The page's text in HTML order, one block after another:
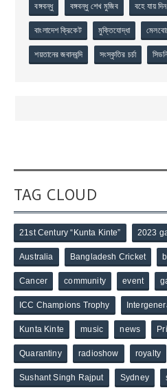
বঙ্গবন্ধু বঙ্গবন্ধু শেখ মুজিব বহে যায় দিন
বাংলাদেশ ক্রিকেট মুক্তিযোদ্ধা
শয়তানের জবানবন্দি সংস্কৃতির চর্চা সিডনি
TAG CLOUD
21st Century “Kunta Kinte” 2023
Australia Bangladesh Cricket
Cancer community event
ICC Champions Trophy
Kunta Kinte music news
Quarantiny radioshow royalty
Sushant Singh Rajput Sydney